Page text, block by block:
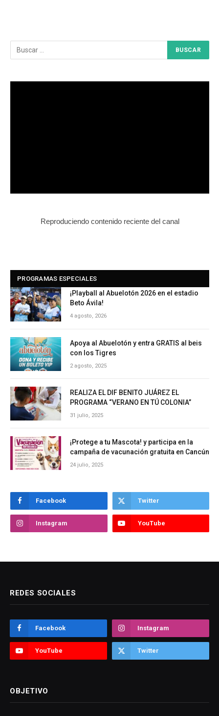
Reproduciendo contenido reciente del canal
PROGRAMAS ESPECIALES
¡Playball al Abuelotón 2026 en el estadio
Beto Ávila!
4 agosto, 2026
Apoya al Abuelotón y entra GRATIS al beis
con los Tigres
2 agosto, 2025
REALIZA EL DIF BENITO JUÁREZ EL
PROGRAMA “VERANO EN TÚ COLONIA”
31 julio, 2025
¡Protege a tu Mascota! y participa en la
campaña de vacunación gratuita en Cancún
24 julio, 2025
Facebook Twitter
Instagram YouTube
REDES SOCIALES
Facebook Instagram
YouTube Twitter
OBJETIVO